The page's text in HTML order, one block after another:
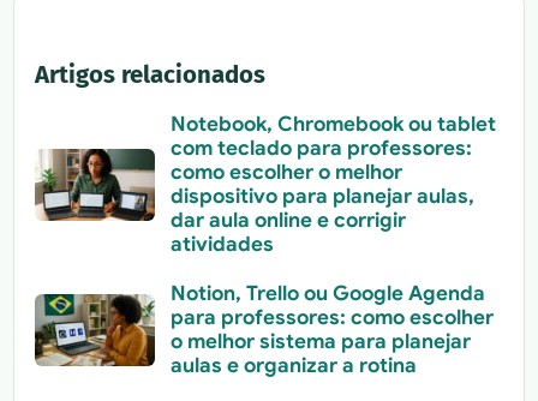
Artigos relacionados
Notebook, Chromebook ou tablet
com teclado para professores:
como escolher o melhor
dispositivo para planejar aulas,
dar aula online e corrigir
atividades
Notion, Trello ou Google Agenda
para professores: como escolher
o melhor sistema para planejar
aulas e organizar a rotina